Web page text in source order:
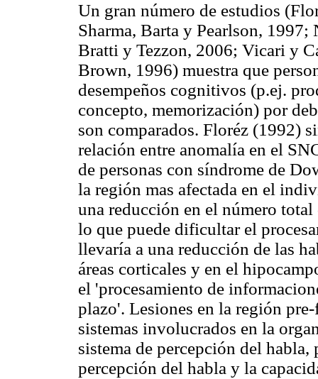
Un gran número de estudios
Sharma, Barta y Pearlson,
Bratti y Tezzon, 2006; Vicari y
Brown, 1996) muestra que
desempeños cognitivos (p.ej.
concepto, memorización) por
son comparados. Floréz (1992)
relación entre anomalía en el
de personas con síndrome de
la región mas afectada en el
una reducción en el número
lo que puede dificultar el
llevaría a una reducción de las
áreas corticales y en el
el 'procesamiento de
plazo'. Lesiones en la región
sistemas involucrados en la
sistema de percepción del habla,
percepción del habla y la